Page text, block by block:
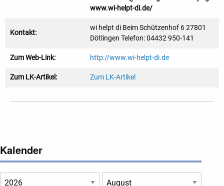
www.wi-helpt-di.de/
Kontakt:
wi helpt di Beim Schützenhof 6 27801
Dötlingen Telefon: 04432 950-141
Zum Web-Link: http://www.wi-helpt-di.de
Zum LK-Artikel: Zum LK-Artikel
Kalender